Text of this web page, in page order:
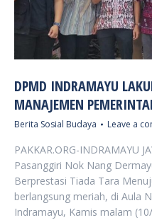
DPMD INDRAMAYU
MANAJEMEN
Berita Sosial Budaya Leave a
PAKKAR.ORG-INDRAMAYU
Pasanggiri Nok Nang
Berprestasi Tiada Tara
berlangsung meriah, di Aula
Indramayu, Kamis malam